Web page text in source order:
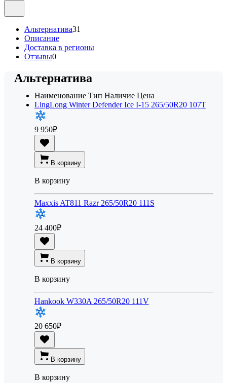
Альтернатива31
Описание
Доставка в регионы
Отзывы0
Альтернатива
Наименование Тип Наличие Цена
LingLong Winter Defender Ice I-15 265/50R20 107T
9 950₽
В корзину
В корзину
Maxxis AT811 Razr 265/50R20 111S
24 400₽
В корзину
В корзину
Hankook W330A 265/50R20 111V
20 650₽
В корзину
В корзину